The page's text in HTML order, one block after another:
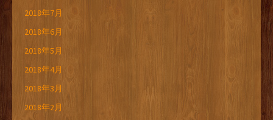
2018年7月
2018年6月
2018年5月
2018年4月
2018年3月
2018年2月